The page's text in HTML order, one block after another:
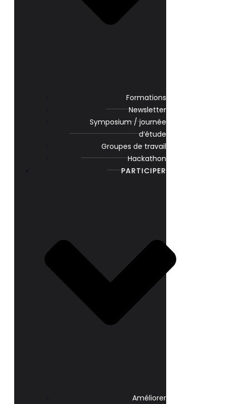
Formations
Newsletter
Symposium / journée
d’étude
Groupes de travail
Hackathon
PARTICIPER
Améliorer